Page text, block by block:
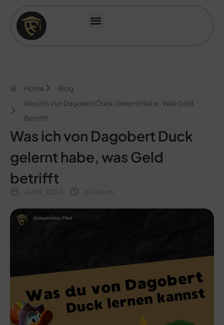
Home
Blog
Was Ich Von Dagobert Duck Gelernt Habe, Was Geld
Betrifft
Was ich von Dagobert Duck
gelernt habe, was Geld
betrifft
Juni 9, 2024 6:00 a.m.